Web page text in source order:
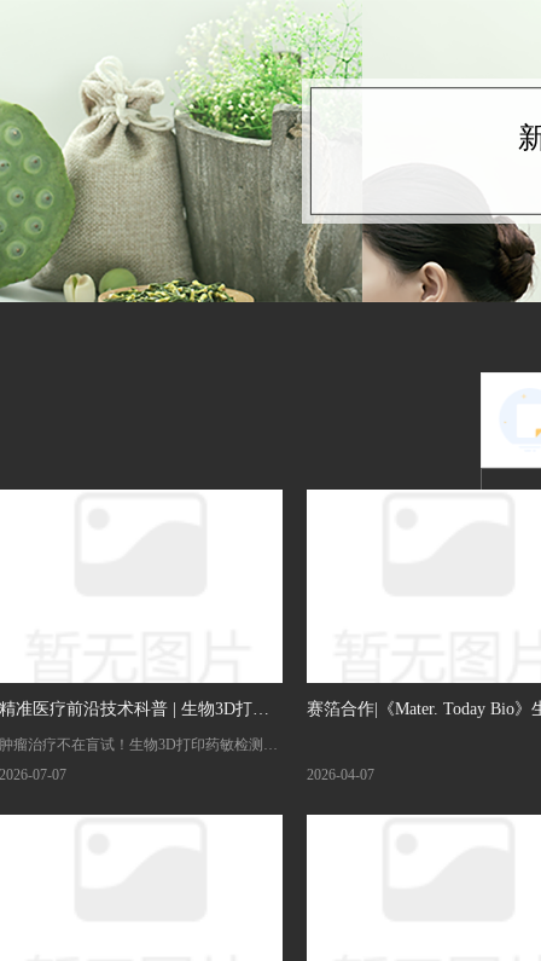
精准医疗前沿技术科普 | 生物3D打印
肿瘤微组织
肿瘤治疗不在盲试！生物3D打印药敏检测，
为肿瘤精准治疗护航
2026-07-07
赛箔合作|《Mater. Today Bio》
2026-04-07